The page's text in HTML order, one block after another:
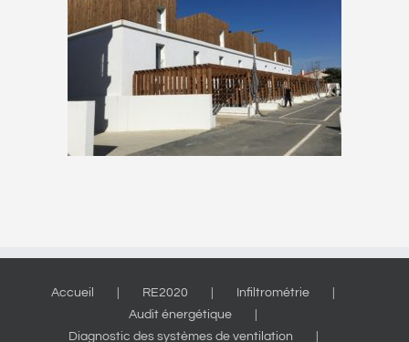
Accueil RE2020
Infiltrométrie
Audit énergétique
Diagnostic des systèmes de ventilation